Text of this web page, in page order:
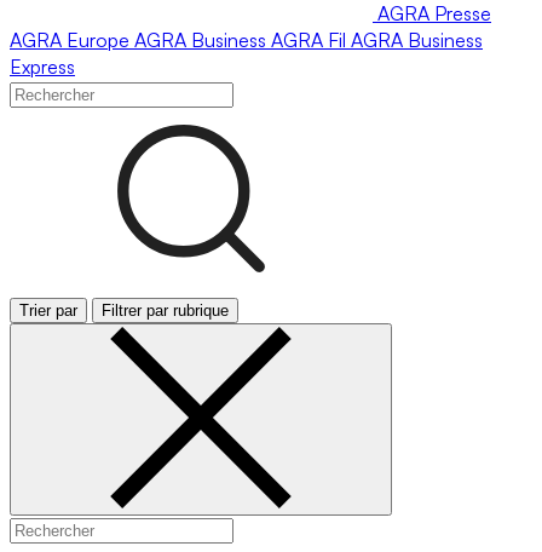
AGRA Presse
AGRA Europe AGRA Business AGRA Fil AGRA Business
Express
Trier par Filtrer par rubrique